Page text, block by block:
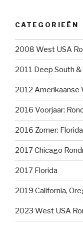
CATEGORIEËN
2008 West USA
2011 Deep South &
2012 Amerikaanse
2016 Voorjaar:
2016 Zomer: Florida
2017 Chicago
2017 Florida
2019 California,
2023 West USA